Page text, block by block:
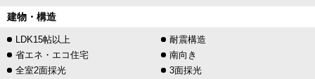
建物・構造
LDK15帖以上
耐震構造
省エネ・エコ住宅
南向き
全室2面採光
3面採光